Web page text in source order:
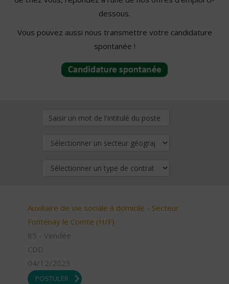
dessous.
Vous pouvez aussi nous transmettre votre candidature
spontanée !
Auxiliaire de vie sociale à domicile - Secteur
Fontenay le Comte (H/F)
85 - Vendée
CDD
04/12/2025
POSTULER